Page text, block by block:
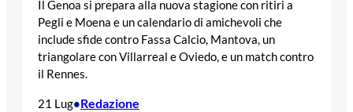
Il Genoa si prepara alla nuova stagione con ritiri a
Pegli e Moena e un calendario di amichevoli che
include sfide contro Fassa Calcio, Mantova, un
triangolare con Villarreal e Oviedo, e un match contro
il Rennes.
21 Lug•Redazione